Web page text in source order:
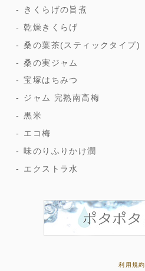
きくらげの旨煮
乾燥きくらげ
桑の葉茶(スティックタイプ)
桑の実ジャム
宝塚はちみつ
ジャム 完熟南高梅
黒米
エコ梅
味のりふりかけ潤
エクストラ水
利用規約